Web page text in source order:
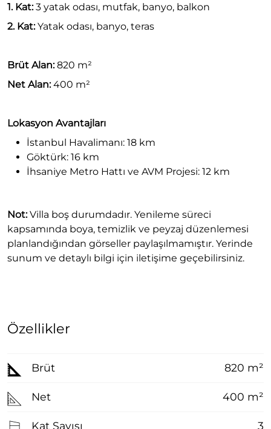
1. Kat:3 yatak odası, mutfak, banyo, balkon
2. Kat:Yatak odası, banyo, teras
Brüt Alan:820 m²
Net Alan:400 m²
Lokasyon Avantajları
İstanbul Havalimanı: 18 km
Göktürk: 16 km
İhsaniye Metro Hattı ve AVM Projesi: 12 km
Not:Villa boş durumdadır. Yenileme süreci
kapsamında boya, temizlik ve peyzaj düzenlemesi
planlandığından görseller paylaşılmamıştır. Yerinde
sunum ve detaylı bilgi için iletişime geçebilirsiniz.
Özellikler
Brüt 820 m²
Net 400 m²
Kat Sayısı 3